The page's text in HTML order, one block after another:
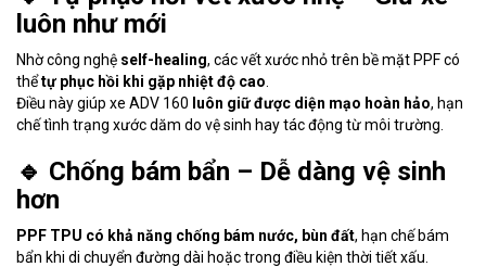
luôn như mới
Nhờ công nghệ self-healing, các vết xước nhỏ trên bề mặt PPF có
thểtự phục hồi khi gặp nhiệt độ cao
Điều này giúp xe ADV 160 luôn giữ được diện mạo hoàn hảo, hạn
chế tình trạng xước dăm do vệ sinh hay tác động từ môi trường.
🔹 Chống bám bẩn – Dễ dàng vệ sinh
hơn
PPF TPU có khả năng chống bám nước, bùn đất, hạn chế bám
bẩn khi di chuyển đường dài hoặc trong điều kiện thời tiết xấu.